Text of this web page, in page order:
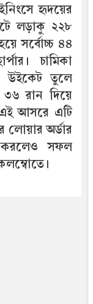
হৃদয়ের
লড়াকু ২২৮
সর্বোচ্চ ৪৪
চামিকা
উইকেট তুলে
রান দিয়ে
এই আসরে এটি
অর্ডার
করলেও সফল